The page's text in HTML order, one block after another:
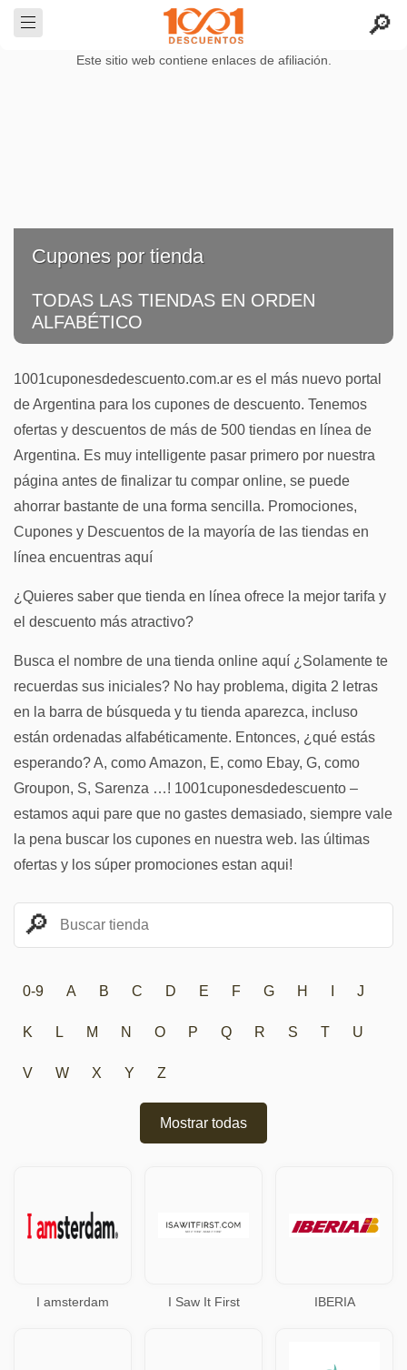
Este sitio web contiene enlaces de afiliación.
Cupones por tienda
TODAS LAS TIENDAS EN ORDEN
ALFABÉTICO
1001cuponesdedescuento.com.ar es el más nuevo portal
de Argentina para los cupones de descuento. Tenemos
ofertas y descuentos de más de 500 tiendas en línea de
Argentina. Es muy intelligente pasar primero por nuestra
página antes de finalizar tu compar online, se puede
ahorrar bastante de una forma sencilla. Promociones,
Cupones y Descuentos de la mayoría de las tiendas en
línea encuentras aquí
¿Quieres saber que tienda en línea ofrece la mejor tarifa y
el descuento más atractivo?
Busca el nombre de una tienda online aquí ¿Solamente te
recuerdas sus iniciales? No hay problema, digita 2 letras
en la barra de búsqueda y tu tienda aparezca, incluso
están ordenadas alfabéticamente. Entonces, ¿qué estás
esperando? A, como Amazon, E, como Ebay, G, como
Groupon, S, Sarenza …! 1001cuponesdedescuento –
estamos aqui pare que no gastes demasiado, siempre vale
la pena buscar los cupones en nuestra web. las últimas
ofertas y los súper promociones estan aqui!
0-9 A B C D E F G H J
K L M N O P Q R S T U
V W X Y Z
Mostrar todas
I amsterdam I Saw It First IBERIA